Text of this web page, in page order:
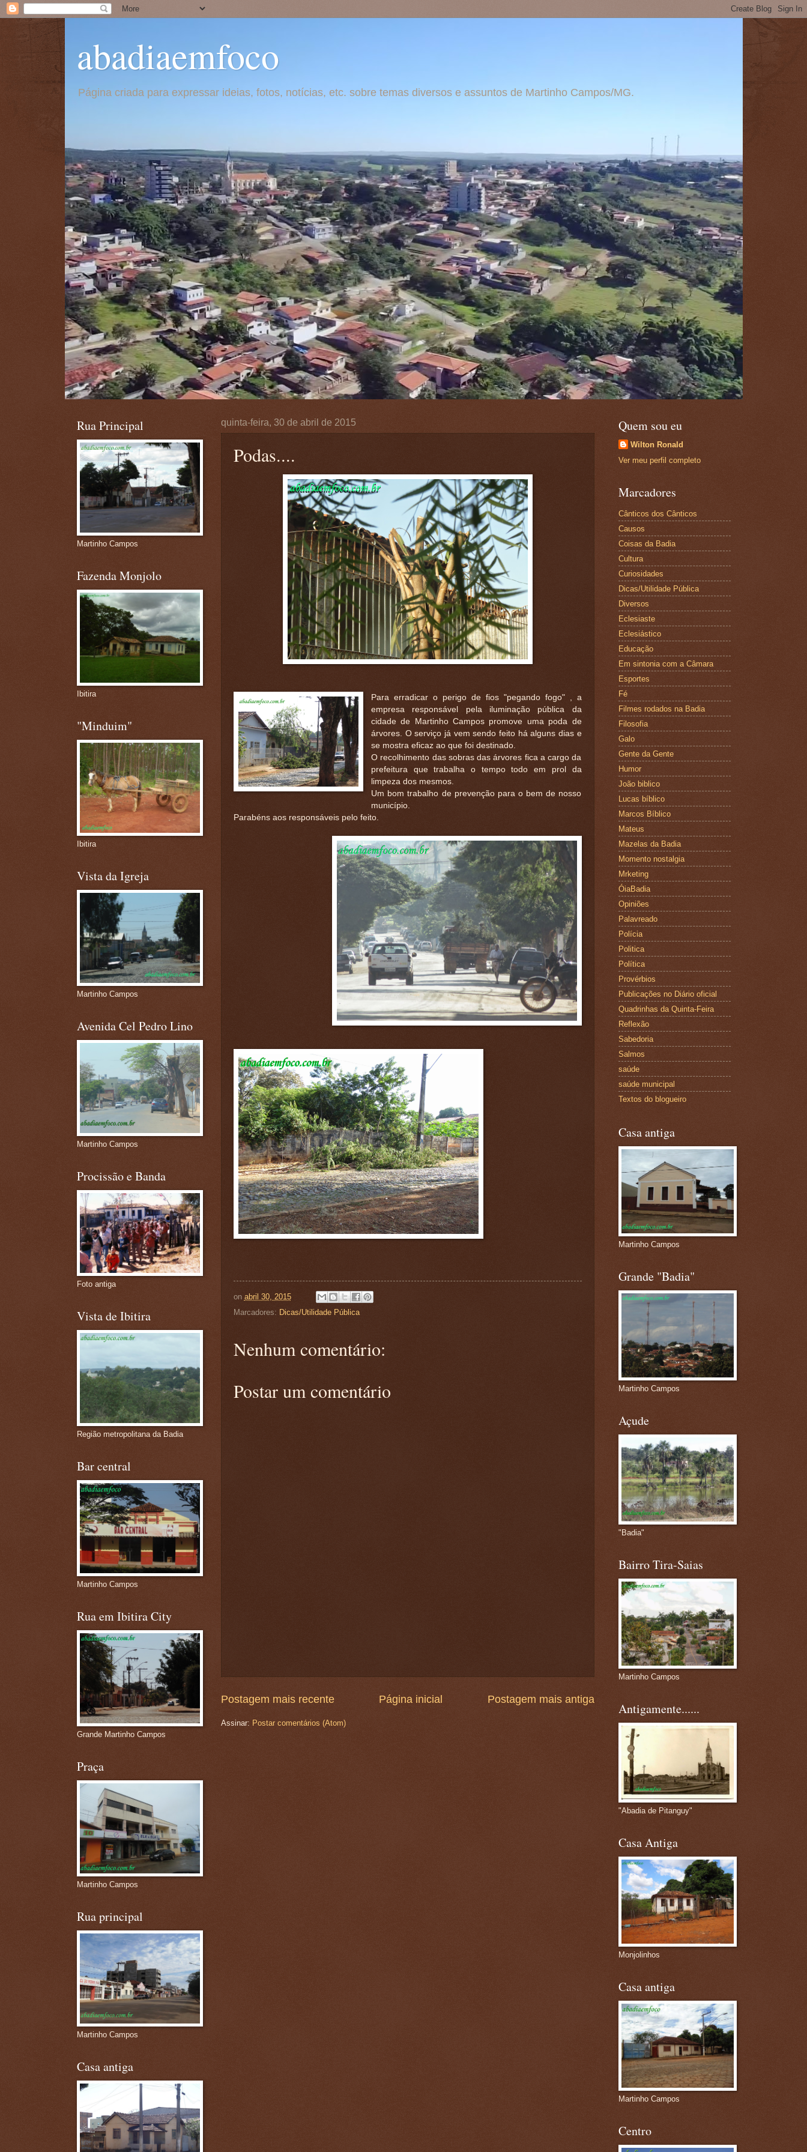
abadiaemfoco
Página criada para expressar ideias, fotos, notícias, etc. sobre temas diversos e assuntos de Martinho Campos/MG.
quinta-feira, 30 de abril de 2015
Podas....
Para erradicar o perigo de fios "pegando fogo" , a
empresa responsável pela iluminação pública da
cidade de Martinho Campos promove uma poda de
árvores. O serviço já vem sendo feito há alguns dias e
se mostra eficaz ao que foi destinado.
O recolhimento das sobras das árvores fica a cargo da
prefeitura que trabalha o tempo todo em prol da
limpeza dos mesmos.
Um bom trabalho de prevenção para o bem de nosso
município.
Parabéns aos responsáveis pelo feito.
on abril 30, 2015
Marcadores: Dicas/Utilidade Pública
Nenhum comentário:
Postar um comentário
Postagem mais recente Postagem mais antiga
Página inicial
Assinar: Postar comentários (Atom)
Rua Principal
Martinho Campos
Fazenda Monjolo
Ibitira
"Minduim"
Ibitira
Vista da Igreja
Martinho Campos
Avenida Cel Pedro Lino
Martinho Campos
Procissão e Banda
Foto antiga
Vista de Ibitira
Região metropolitana da Badia
Bar central
Martinho Campos
Rua em Ibitira City
Grande Martinho Campos
Praça
Martinho Campos
Rua principal
Martinho Campos
Casa antiga
Quem sou eu
Wilton Ronald
Ver meu perfil completo
Marcadores
Cânticos dos Cânticos
Causos
Coisas da Badia
Cultura
Curiosidades
Dicas/Utilidade Pública
Diversos
Eclesiaste
Eclesiástico
Educação
Em sintonia com a Câmara
Esportes
Fé
Filmes rodados na Badia
Filosofia
Galo
Gente da Gente
Humor
João biblico
Lucas bíblico
Marcos Bíblico
Mateus
Mazelas da Badia
Momento nostalgia
Mrketing
ÓiaBadia
Opiniões
Palavreado
Polícia
Politica
Política
Provérbios
Publicações no Diário oficial
Quadrinhas da Quinta-Feira
Reflexão
Sabedoria
Salmos
saúde
saúde municipal
Textos do blogueiro
Casa antiga
Martinho Campos
Grande "Badia"
Martinho Campos
Açude
"Badia"
Bairro Tira-Saias
Martinho Campos
Antigamente......
"Abadia de Pitanguy"
Casa Antiga
Monjolinhos
Casa antiga
Martinho Campos
Centro